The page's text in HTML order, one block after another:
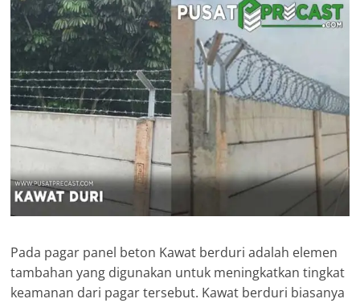
Pada pagar panel beton Kawat berduri adalah elemen
tambahan yang digunakan untuk meningkatkan tingkat
keamanan dari pagar tersebut. Kawat berduri biasanya